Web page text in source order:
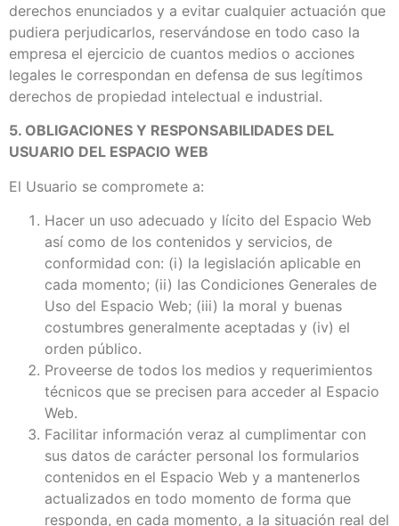
derechos enunciados y a evitar cualquier actuación que
pudiera perjudicarlos, reservándose en todo caso la
empresa el ejercicio de cuantos medios o acciones
legales le correspondan en defensa de sus legítimos
derechos de propiedad intelectual e industrial.
5. OBLIGACIONES Y RESPONSABILIDADES DEL
USUARIO DEL ESPACIO WEB
El Usuario se compromete a:
Hacer un uso adecuado y lícito del Espacio Web
así como de los contenidos y servicios, de
conformidad con: (i) la legislación aplicable en
cada momento; (ii) las Condiciones Generales de
Uso del Espacio Web; (iii) la moral y buenas
costumbres generalmente aceptadas y (iv) el
orden público.
Proveerse de todos los medios y requerimientos
técnicos que se precisen para acceder al Espacio
Web.
Facilitar información veraz al cumplimentar con
sus datos de carácter personal los formularios
contenidos en el Espacio Web y a mantenerlos
actualizados en todo momento de forma que
responda, en cada momento, a la situación real del